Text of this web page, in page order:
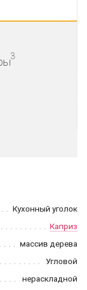
3
Кухонный уголок
Каприз
массив дерева
Угловой
нераскладной